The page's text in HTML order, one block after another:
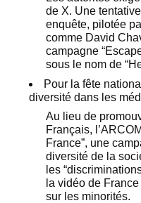
de X. Une
enquête, pilotée
comme David
campagne
sous le nom de
Pour la fête
diversité dans les
Au lieu de
Français,
France”, une
diversité de la
les
la vidéo de
sur les minorités.